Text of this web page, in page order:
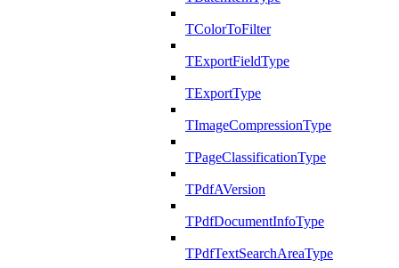
TColorToFilter
TExportFieldType
TExportType
TImageCompressionType
TPageClassificationType
TPdfAVersion
TPdfDocumentInfoType
TPdfTextSearchAreaType